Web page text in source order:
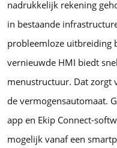
nadrukkelijk rekening
in bestaande
probleemloze uitbreiding
vernieuwde HMI biedt
menustructuur. Dat zorgt
de vermogensautomaat.
app en Ekip Connect-
mogelijk vanaf een